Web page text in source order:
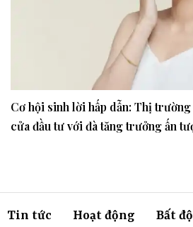
Cơ hội sinh lời hấp dẫn: Thị
cửa đầu tư với đà tăng trưởng ấn
Tin tức Hoạt động Bất